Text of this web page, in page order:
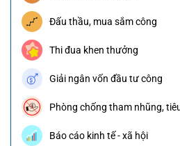
Đấu thầu, mua sắm công
Thi đua khen thưởng
Giải ngân vốn đầu tư công
Phòng chống tham nhũng,
Báo cáo kinh tế - xã hội